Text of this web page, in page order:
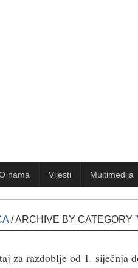
nama Vijesti Multimedija
/ ARCHIVE BY CATEGORY '
za razdoblje od 1. siječnja